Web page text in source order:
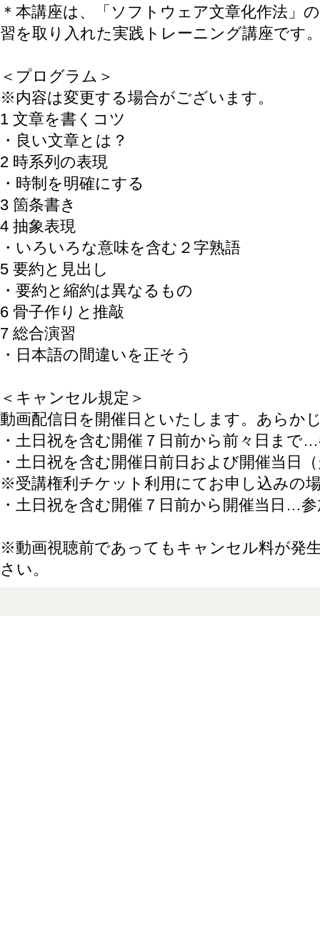
＊本講座は、「ソフトウェア文章化作法」
習を取り入れた実践トレーニング講座です
＜プログラム＞
※内容は変更する場合がございます。
1 文章を書くコツ
・良い文章とは？
2 時系列の表現
・時制を明確にする
3 箇条書き
4 抽象表現
・いろいろな意味を含む２字熟語
5 要約と見出し
・要約と縮約は異なるもの
6 骨子作りと推敲
7 総合演習
・日本語の間違いを正そう
＜キャンセル規定＞
動画配信日を開催日といたします。あらか
・土日祝を含む開催７日前から前々日まで
・土日祝を含む開催日前日および開催当日
※受講権利チケット利用にてお申し込みの
・土日祝を含む開催７日前から開催当日…
※動画視聴前であってもキャンセル料が発
さい。